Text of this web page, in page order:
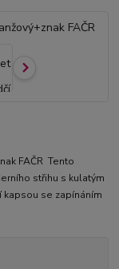
FAČR Tento
střihu s kulatým
kapsou se zapínáním